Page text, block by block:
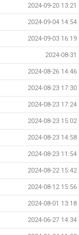
2024-09-20 13:21
2024-09-04 14:54
2024-09-03 16:19
2024-08-31
2024-08-26 14:46
2024-08-23 17:30
2024-08-23 17:24
2024-08-23 15:02
2024-08-23 14:58
2024-08-23 11:54
2024-08-22 15:42
2024-08-12 15:56
2024-08-01 13:18
2024-06-27 14:34